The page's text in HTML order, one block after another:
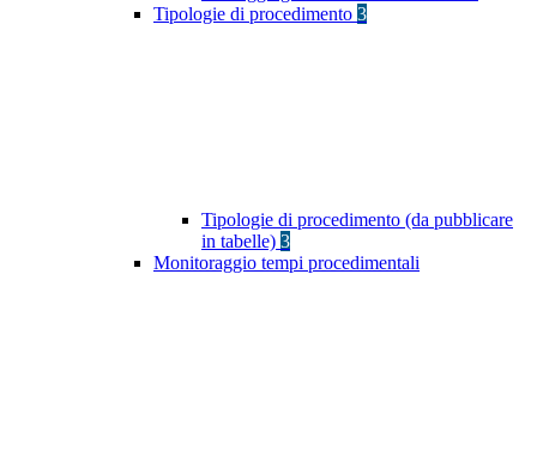
Tipologie di procedimento 3
Tipologie di procedimento (da pubblicare
in tabelle) 3
Monitoraggio tempi procedimentali